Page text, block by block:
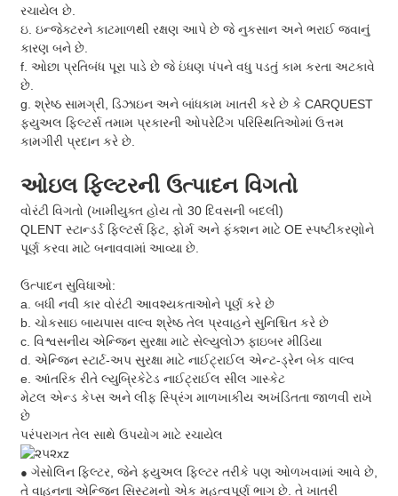
રચાયેલ છે.
ઇ. ઇન્જેક્ટરને કાટમાળથી રક્ષણ આપે છે જે નુકસાન અને ભરાઈ જવાનું
કારણ બને છે.
f. ઓછા પ્રતિબંધ પૂરા પાડે છે જે ઇંધણ પંપને વધુ પડતું કામ કરતા અટકાવે
છે.
g. શ્રેષ્ઠ સામગ્રી, ડિઝાઇન અને બાંધકામ ખાતરી કરે છે કે CARQUEST
ફ્યુઅલ ફિલ્ટર્સ તમામ પ્રકારની ઓપરેટિંગ પરિસ્થિતિઓમાં ઉત્તમ
કામગીરી પ્રદાન કરે છે.
ઓઇલ ફિલ્ટરની ઉત્પાદન વિગતો
વોરંટી વિગતો (ખામીયુક્ત હોય તો 30 દિવસની બદલી)
QLENT સ્ટાન્ડર્ડ ફિલ્ટર્સ ફિટ, ફોર્મ અને ફંક્શન માટે OE સ્પષ્ટીકરણોને
પૂર્ણ કરવા માટે બનાવવામાં આવ્યા છે.
ઉત્પાદન સુવિધાઓ:
a. બધી નવી કાર વોરંટી આવશ્યકતાઓને પૂર્ણ કરે છે
b. ચોકસાઇ બાયપાસ વાલ્વ શ્રેષ્ઠ તેલ પ્રવાહને સુનિશ્ચિત કરે છે
c. વિશ્વસનીય એન્જિન સુરક્ષા માટે સેલ્યુલોઝ ફાઇબર મીડિયા
d. એન્જિન સ્ટાર્ટ-અપ સુરક્ષા માટે નાઈટ્રાઈલ એન્ટ-ડ્રેન બેક વાલ્વ
e. આંતરિક રીતે લ્યુબ્રિકેટેડ નાઈટ્રાઈલ સીલ ગાસ્કેટ
મેટલ એન્ડ કેપ્સ અને લીફ સ્પ્રિંગ માળખાકીય અખંડિતતા જાળવી રાખે
છે
પરંપરાગત તેલ સાથે ઉપયોગ માટે રચાયેલ
● ગેસોલિન ફિલ્ટર, જેને ફ્યુઅલ ફિલ્ટર તરીકે પણ ઓળખવામાં આવે છે,
તે વાહનના એન્જિન સિસ્ટમનો એક મહત્વપૂર્ણ ભાગ છે. તે ખાતરી